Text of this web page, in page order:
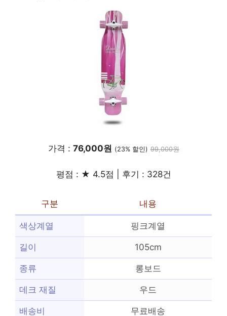
가격 : 76,000원 (23% 할인) 99,000원
평점 : ★ 4.5점 | 후기 : 328건
구분 내용
색상계열 핑크계열
길이 105cm
종류 롱보드
데크 재질 우드
배송비 무료배송